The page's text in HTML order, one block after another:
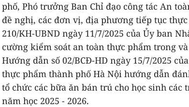
phố, Phó trưởng Ban Chỉ đạo công tác An
đề nghị, các đơn vị, địa phương tiếp tục
210/KH-UBND ngày 11/7/2025 của Ủy ban
cường kiểm soát an toàn thực phẩm trong
Hướng dẫn số 02/BCĐ-HD ngày 15/7/2025
thực phẩm thành phố Hà Nội hướng dẫn
tổ chức các bữa ăn bán trú cho học sinh
năm học 2025 - 2026.